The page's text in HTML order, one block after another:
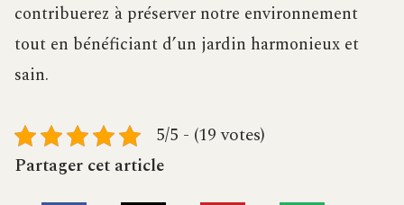
contribuerez à préserver notre environnement
tout en bénéficiant d’un jardin harmonieux et
sain.
5/5 - (19 votes)
Partager cet article